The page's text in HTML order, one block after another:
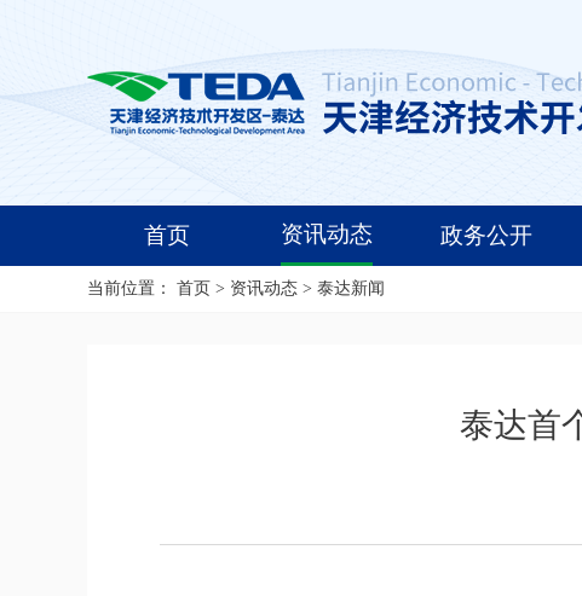
首页 资讯动态 政务公开
当前位置： 首页 > 资讯动态 > 泰达新闻
泰达首